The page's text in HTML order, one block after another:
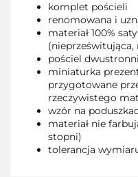
komplet pościeli
renomowana i
materiał 100%
(nieprześwitująca,
pościel
miniaturka
przygotowane
rzeczywistego
wzór na
materiał nie
stopni)
tolerancja